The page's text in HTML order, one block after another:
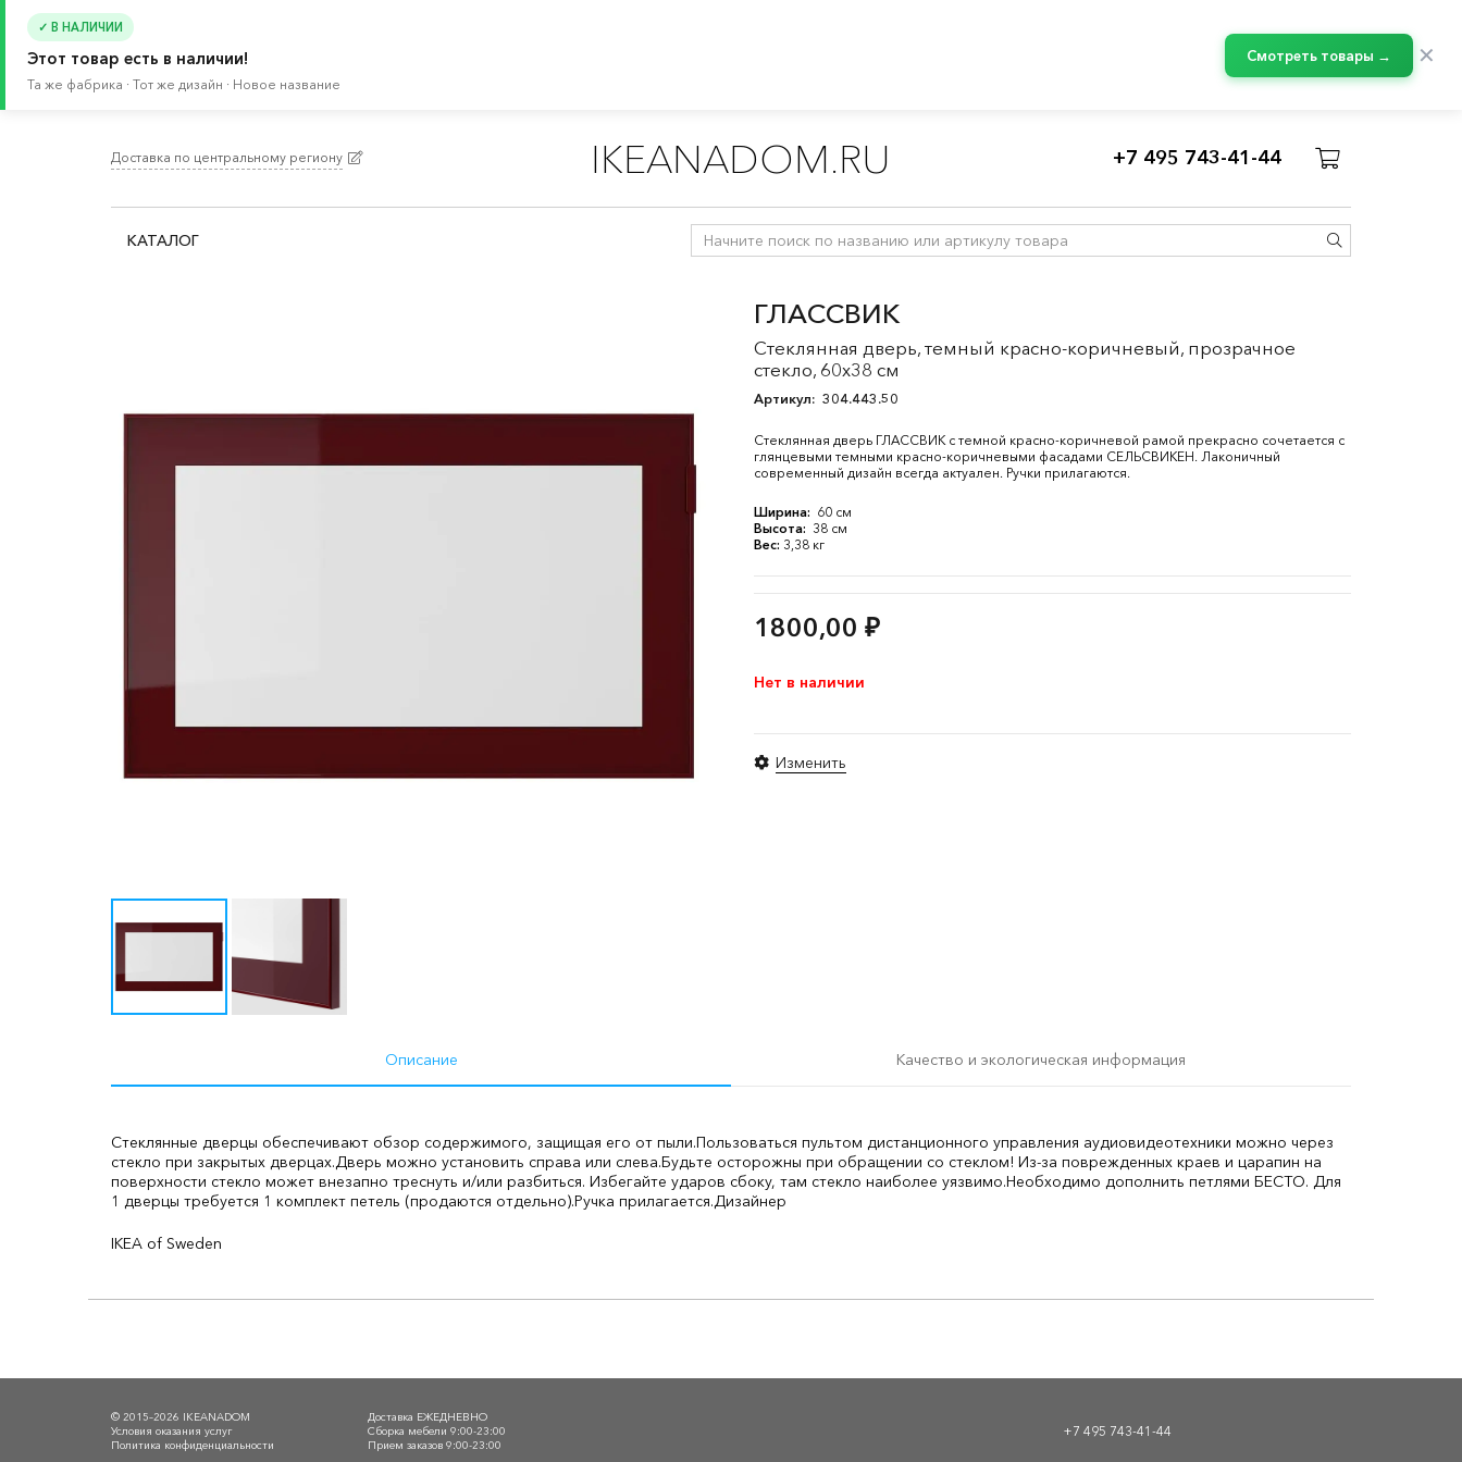
✓ В НАЛИЧИИ
Этот товар есть в наличии!
Та же фабрика · Тот же дизайн · Новое название
Смотреть товары → ✕
Доставка по центральному региону IKEANADOM.RU +7 495 743-41-44
КАТАЛОГ
ГЛАССВИК
Стеклянная дверь, темный красно-коричневый, прозрачное
стекло, 60x38 см
Артикул: 304.443.50
Стеклянная дверь ГЛАССВИК с темной красно-коричневой рамой прекрасно сочетается с
глянцевыми темными красно-коричневыми фасадами СЕЛЬСВИКЕН. Лаконичный
современный дизайн всегда актуален. Ручки прилагаются.
Ширина: 60 см
Высота: 38 см
Вес: 3,38 кг
1800,00 ₽
Нет в наличии
Изменить
Описание Качество и экологическая информация
Стеклянные дверцы обеспечивают обзор содержимого, защищая его от пыли.Пользоваться пультом дистанционного управления аудиовидеотехники можно через
стекло при закрытых дверцах.Дверь можно установить справа или слева.Будьте осторожны при обращении со стеклом! Из-за поврежденных краев и царапин на
поверхности стекло может внезапно треснуть и/или разбиться. Избегайте ударов сбоку, там стекло наиболее уязвимо.Необходимо дополнить петлями БЕСТО. Для
1 дверцы требуется 1 комплект петель (продаются отдельно).Ручка прилагается.Дизайнер
IKEA of Sweden
© 2015–2026 IKEANADOM
Условия оказания услуг
Политика конфиденциальности
Доставка ЕЖЕДНЕВНО
Сборка мебели 9:00-23:00
Прием заказов 9:00-23:00
+7 495 743-41-44